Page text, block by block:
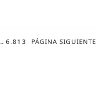
6.813 PÁGINA SIGUIENTE